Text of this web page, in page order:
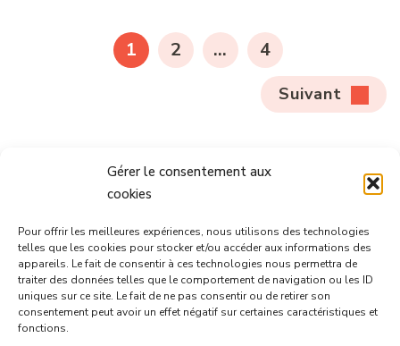
Gérer le consentement aux
cookies
Pour offrir les meilleures expériences, nous utilisons des technologies
telles que les cookies pour stocker et/ou accéder aux informations des
appareils. Le fait de consentir à ces technologies nous permettra de
traiter des données telles que le comportement de navigation ou les ID
uniques sur ce site. Le fait de ne pas consentir ou de retirer son
consentement peut avoir un effet négatif sur certaines caractéristiques et
fonctions.
publicationsPAGE
1 PAGE
2 … PAGE
4
Suivant
Informations
Mentions Légales
CGU